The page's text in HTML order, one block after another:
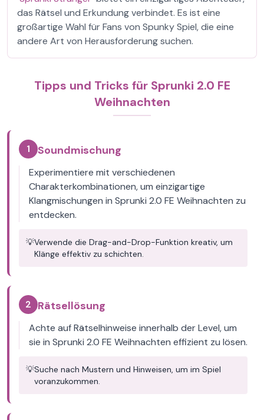
das Rätsel und Erkundung verbindet. Es ist eine
großartige Wahl für Fans von Spunky Spiel, die eine
andere Art von Herausforderung suchen.
Tipps und Tricks für Sprunki 2.0 FE
Weihnachten
1 Soundmischung
Experimentiere mit verschiedenen
Charakterkombinationen, um einzigartige
Klangmischungen in Sprunki 2.0 FE Weihnachten zu
entdecken.
💡Verwende die Drag-and-Drop-Funktion kreativ, um
Klänge effektiv zu schichten.
2 Rätsellösung
Achte auf Rätselhinweise innerhalb der Level, um
sie in Sprunki 2.0 FE Weihnachten effizient zu lösen.
💡Suche nach Mustern und Hinweisen, um im Spiel
voranzukommen.